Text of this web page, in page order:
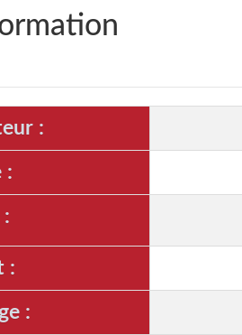
:
:
:
:
: